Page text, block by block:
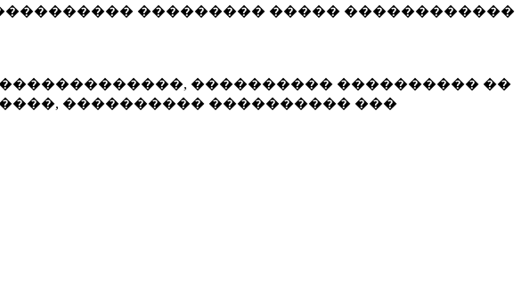
��������� ����� ������������
���������� ���������� ��
���������� ���������� ���